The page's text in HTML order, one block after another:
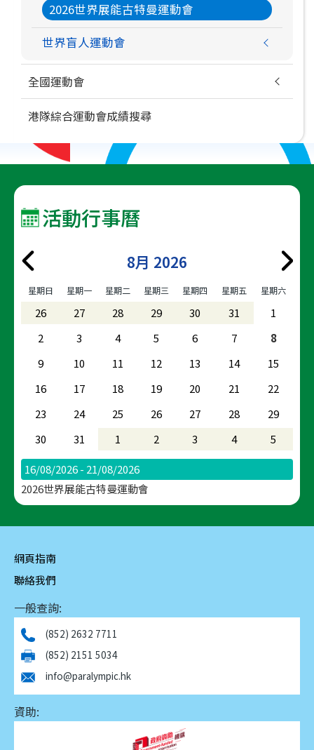
2026世界展能古特曼運動會
世界盲人運動會
全國運動會
港隊綜合運動會成績搜尋
活動行事曆
8月 2026
星期日 星期一 星期二 星期三 星期四 星期五 星期六
26 27 28 29 30 31
1
2
3 4 5 6 7
8
9
10 11 12 13 14
15
16
17 18 19 20 21
22
23
24 25 26 27 28
29
30
31 1 2 3 4 5
16/08/2026 - 21/08/2026
2026世界展能古特曼運動會
網頁指南
聯絡我們
一般查詢:
(852) 2632 7711
(852) 2151 5034
info@paralympic.hk
資助: